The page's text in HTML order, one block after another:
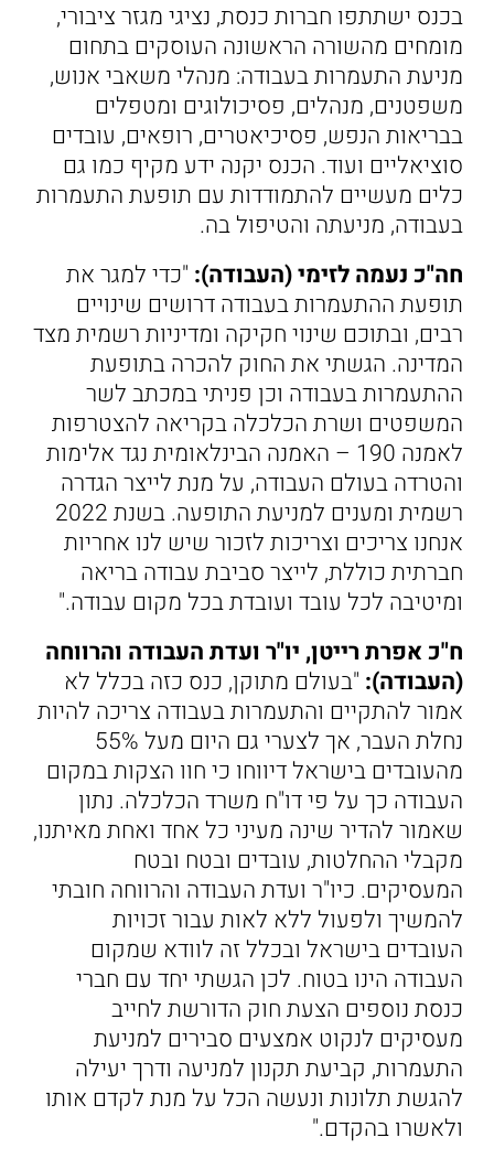
בכנס ישתתפו חברות כנסת, נציגי מגזר ציבורי,
מומחים מהשורה הראשונה העוסקים בתחום
מניעת התעמרות בעבודה: מנהלי משאבי אנוש,
משפטנים, מנהלים, פסיכולוגים ומטפלים
בבריאות הנפש, פסיכיאטרים, רופאים, עובדים
סוציאליים ועוד. הכנס יקנה ידע מקיף כמו גם
כלים מעשיים להתמודדות עם תופעת התעמרות
בעבודה, מניעתה והטיפול בה.
חה"כ נעמה לזימי (העבודה): "כדי למגר את
תופעת ההתעמרות בעבודה דרושים שינויים
רבים, ובתוכם שינוי חקיקה ומדיניות רשמית מצד
המדינה. הגשתי את החוק להכרה בתופעת
ההתעמרות בעבודה וכן פניתי במכתב לשר
המשפטים ושרת הכלכלה בקריאה להצטרפות
לאמנה 190 – האמנה הבינלאומית נגד אלימות
והטרדה בעולם העבודה, על מנת לייצר הגדרה
רשמית ומענים למניעת התופעה. בשנת 2022
אנחנו צריכים וצריכות לזכור שיש לנו אחריות
חברתית כוללת, לייצר סביבת עבודה בריאה
ומיטיבה לכל עובד ועובדת בכל מקום עבודה."
ח"כ אפרת רייטן, יו"ר ועדת העבודה והרווחה
(העבודה): "בעולם מתוקן, כנס כזה בכלל לא
אמור להתקיים והתעמרות בעבודה צריכה להיות
נחלת העבר, אך לצערי גם היום מעל 55%
מהעובדים בישראל דיווחו כי חוו הצקות במקום
העבודה כך על פי דו"ח משרד הכלכלה. נתון
שאמור להדיר שינה מעיני כל אחד ואחת מאיתנו,
מקבלי ההחלטות, עובדים ובטח ובטח
המעסיקים. כיו"ר ועדת העבודה והרווחה חובתי
להמשיך ולפעול ללא לאות עבור זכויות
העובדים בישראל ובכלל זה לוודא שמקום
העבודה הינו בטוח. לכן הגשתי יחד עם חברי
כנסת נוספים הצעת חוק הדורשת לחייב
מעסיקים לנקוט אמצעים סבירים למניעת
התעמרות, קביעת תקנון למניעה ודרך יעילה
להגשת תלונות ונעשה הכל על מנת לקדם אותו
ולאשרו בהקדם."